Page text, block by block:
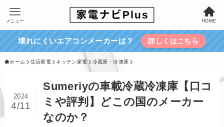
HOME
メニュー
壊れにくいエアコンメーカーは？ 詳しくはこちら
ホーム 生活家電 キッチン家電 冷蔵庫・冷凍庫
Sumeriyの車載冷蔵冷凍庫【口コ
ミや評判】どこの国のメーカー
なのか？
2024
4/11